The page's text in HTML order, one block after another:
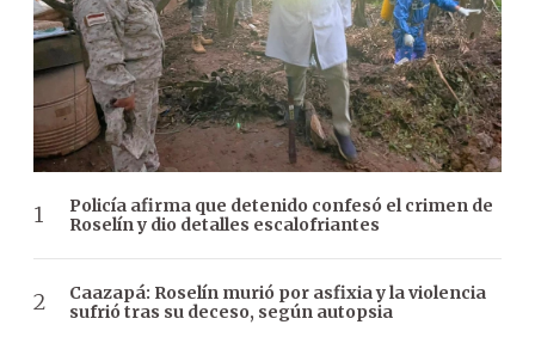
Policía afirma que detenido confesó el crimen de
Roselín y dio detalles escalofriantes
Caazapá: Roselín murió por asfixia y la violencia
sufrió tras su deceso, según autopsia